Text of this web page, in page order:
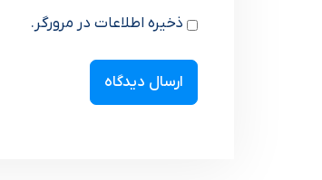
ذخیره اطلاعات در مرورگر.